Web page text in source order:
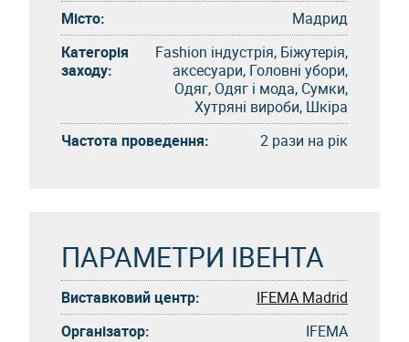
Місто:
Мадрид
Категорія
заходу:
Fashion індустрія, Біжутерія,
аксесуари, Головні убори,
Одяг, Одяг і мода, Сумки,
Хутряні вироби, Шкіра
Частота проведення:
2 рази на рік
ПАРАМЕТРИ ІВЕНТА
Виставковий центр:
IFEMA Madrid
Організатор:
IFEMA